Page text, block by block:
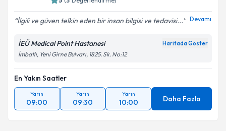
İlgili ve güven telkin eden bir insan bilgisi ve tedavisi... Devamı
İEÜ Medical Point Hastanesi Haritada Göster
İmbatlı, Yeni Girne Bulvarı, 1825. Sk. No:12
En Yakın Saatler
Yarın
09:00
Yarın
09:30
Yarın
10:00 Daha Fazla